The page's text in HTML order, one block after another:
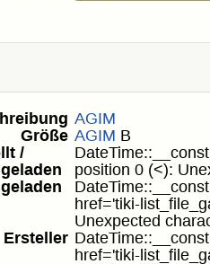
AGIM
Größe AGIM B
/
position 0 (<):
href='tiki-
Unexpected
Ersteller
href='tiki-